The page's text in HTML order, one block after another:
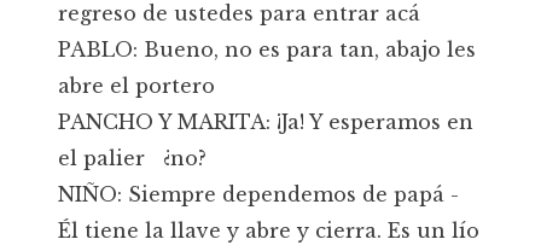
regreso de ustedes para entrar acá
PABLO: Bueno, no es para tan, abajo les
abre el portero
PANCHO Y MARITA: ¡Ja! Y esperamos en
el palier ¿no?
NIÑO: Siempre dependemos de papá -
Él tiene la llave y abre y cierra. Es un lío